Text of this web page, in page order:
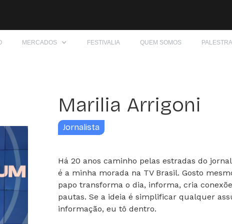
MERCADOS FESTIVALIA QUEM SOMOS
Marilia Arrigoni
Jornalista
Há 20 anos caminho pelas estradas do
é a minha morada na TV Brasil. Gosto
papo transforma o dia, informa, cria
pautas. Se a ideia é simplificar qualquer
informação, eu tô dentro.